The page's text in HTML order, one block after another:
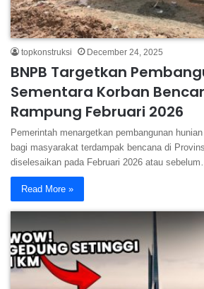
topkonstruksi December 24, 2025
BNPB Targetkan
Sementara Korban
Rampung Februari 2026
Pemerintah menargetkan pembangunan
bagi masyarakat terdampak bencana di
diselesaikan pada Februari 2026 atau
Read More »